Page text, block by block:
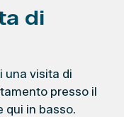
di
una visita di
presso il
qui in basso.